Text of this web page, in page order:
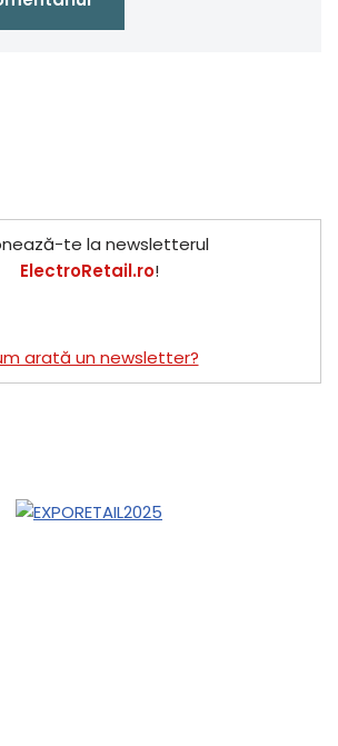
te la newsletterul
ElectroRetail.ro!
arată un newsletter?